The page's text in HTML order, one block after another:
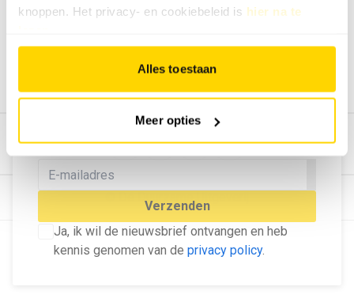
knoppen. Het privacy- en cookiebeleid is hier na te
Alles toestaan
Meer opties
MELD U AAN VOOR ONZE
NIEUWSBRIEF
Blijf op de hoogte van het laatste nieuws!
Verzenden
Ja, ik wil de nieuwsbrief ontvangen en heb
kennis genomen van de privacy policy.
Tip de redactie
Bekijk hier de mogelijkheden.
© Dé Duurzame Uitgeverij